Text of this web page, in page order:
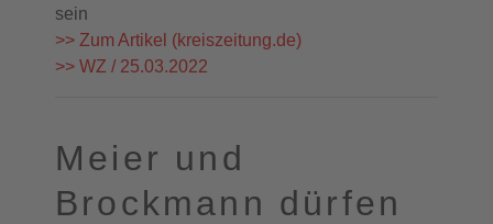
sein
>> Zum Artikel (kreiszeitung.de)
>> WZ / 25.03.2022
Meier und
Brockmann dürfen